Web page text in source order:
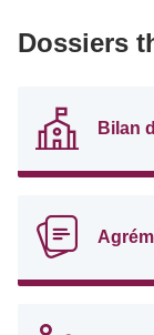
Dossiers
Bilan